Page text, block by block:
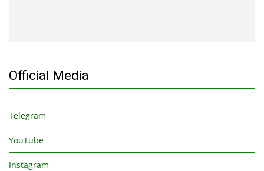
Official Media
Telegram
YouTube
Instagram